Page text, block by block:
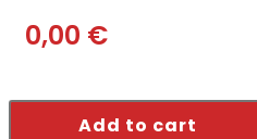
0,00 €
Add to cart